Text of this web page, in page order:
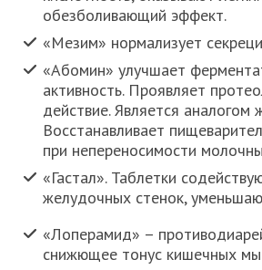
обезболивающий эффект.
«Мезим» нормализует
«Абомин» улучшает
активность. Проявляет
действие. Является аналогом
Восстанавливает
при непереносимости
«Гастал». Таблетки
желудочных стенок,
«Лоперамид» –
снижющее тонус кишечных